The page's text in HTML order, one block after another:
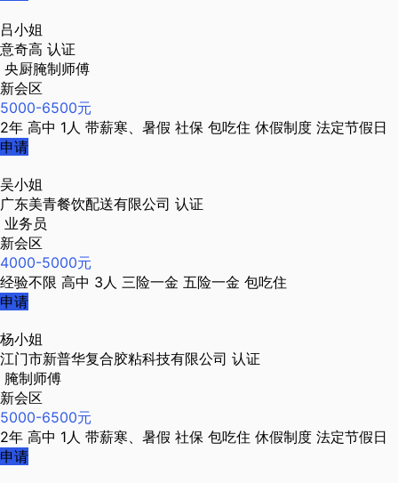
吕小姐
意奇高 认证
央厨腌制师傅
新会区
5000-6500元
2年 高中 1人 带薪寒、暑假 社保 包吃住 休假制度 法定节假日
申请
吴小姐
广东美青餐饮配送有限公司 认证
业务员
新会区
4000-5000元
经验不限 高中 3人 三险一金 五险一金 包吃住
申请
杨小姐
江门市新普华复合胶粘科技有限公司 认证
腌制师傅
新会区
5000-6500元
2年 高中 1人 带薪寒、暑假 社保 包吃住 休假制度 法定节假日
申请